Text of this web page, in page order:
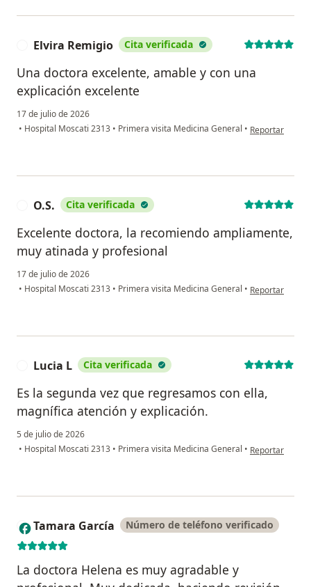
Elvira Remigio Cita verificada
Una doctora excelente, amable y con una
explicación excelente
17 de julio de 2026
• Hospital Moscati 2313 • Primera visita Medicina General • en opinión del
Reportar
O.S. Cita verificada
Excelente doctora, la recomiendo ampliamente,
muy atinada y profesional
17 de julio de 2026
• Hospital Moscati 2313 • Primera visita Medicina General • en opinión del
Reportar
Lucia L Cita verificada
Es la segunda vez que regresamos con ella,
magnífica atención y explicación.
5 de julio de 2026
• Hospital Moscati 2313 • Primera visita Medicina General • en opinión del
Reportar
T Tamara García Número de teléfono verificado
La doctora Helena es muy agradable y